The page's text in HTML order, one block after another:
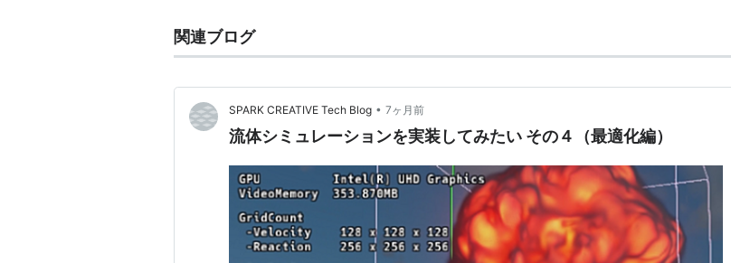
関連ブログ
SPARK CREATIVE Tech Blog • 7ヶ月前
流体シミュレーションを実装してみたい その４（最適化編）